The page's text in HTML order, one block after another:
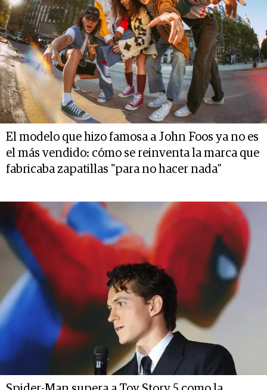
El modelo que hizo famosa a John Foos ya no es
el más vendido: cómo se reinventa la marca que
fabricaba zapatillas "para no hacer nada”